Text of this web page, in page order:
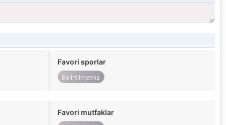
Favori sporlar
Belirtilmemiş
Favori mutfaklar